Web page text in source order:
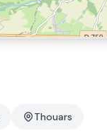
Thouars